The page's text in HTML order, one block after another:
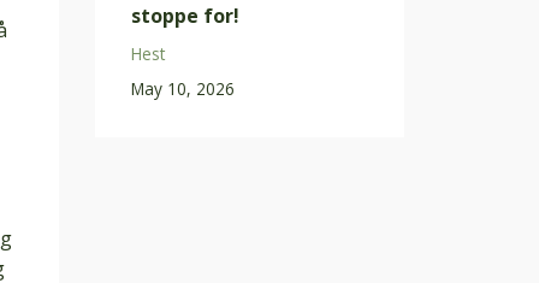
stoppe for!
Hest
May 10, 2026